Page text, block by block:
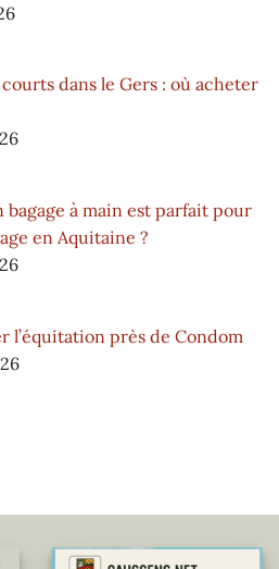
dans le Gers : où acheter
bagage à main est parfait pour
en Aquitaine ?
l’équitation près de Condom